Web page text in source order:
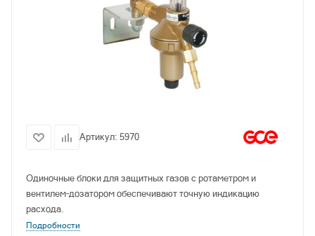
Артикул: 5970
Одиночные блоки для защитных газов с ротаметром и
вентилем-дозатором обеспечивают точную индикацию
расхода.
Подробности